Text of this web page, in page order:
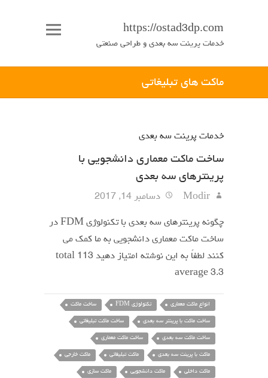
https://ostad3dp.com
خدمات پرینت سه بعدی و طراحی صنعتی
ماکت های تبلیغاتی
خدمات پرینت سه بعدی
ساخت ماکت معماری دانشجویی با
پرینترهای سه بعدی
دسامبر 14, 2017
چگونه پرینترهای سه بعدی با تکنولوژی FDM در
ساخت ماکت معماری دانشجویی به ما کمک می
کنند لطفاً به این نوشته امتیاز دهید total 113
average 3.3
انواع ماکت معماری تکنولوژی FDM ساخت ماکت
ساخت ماکت با پرینتر سه بعدی ساخت ماکت تبلیغاتی
ساخت ماکت سه بعدی ساخت ماکت معماری
ماکت با پرینت سه بعدی ماکت تبلیغاتی ماکت خارجی
ماکت داخلی ماکت دانشجویی ماکت سازی